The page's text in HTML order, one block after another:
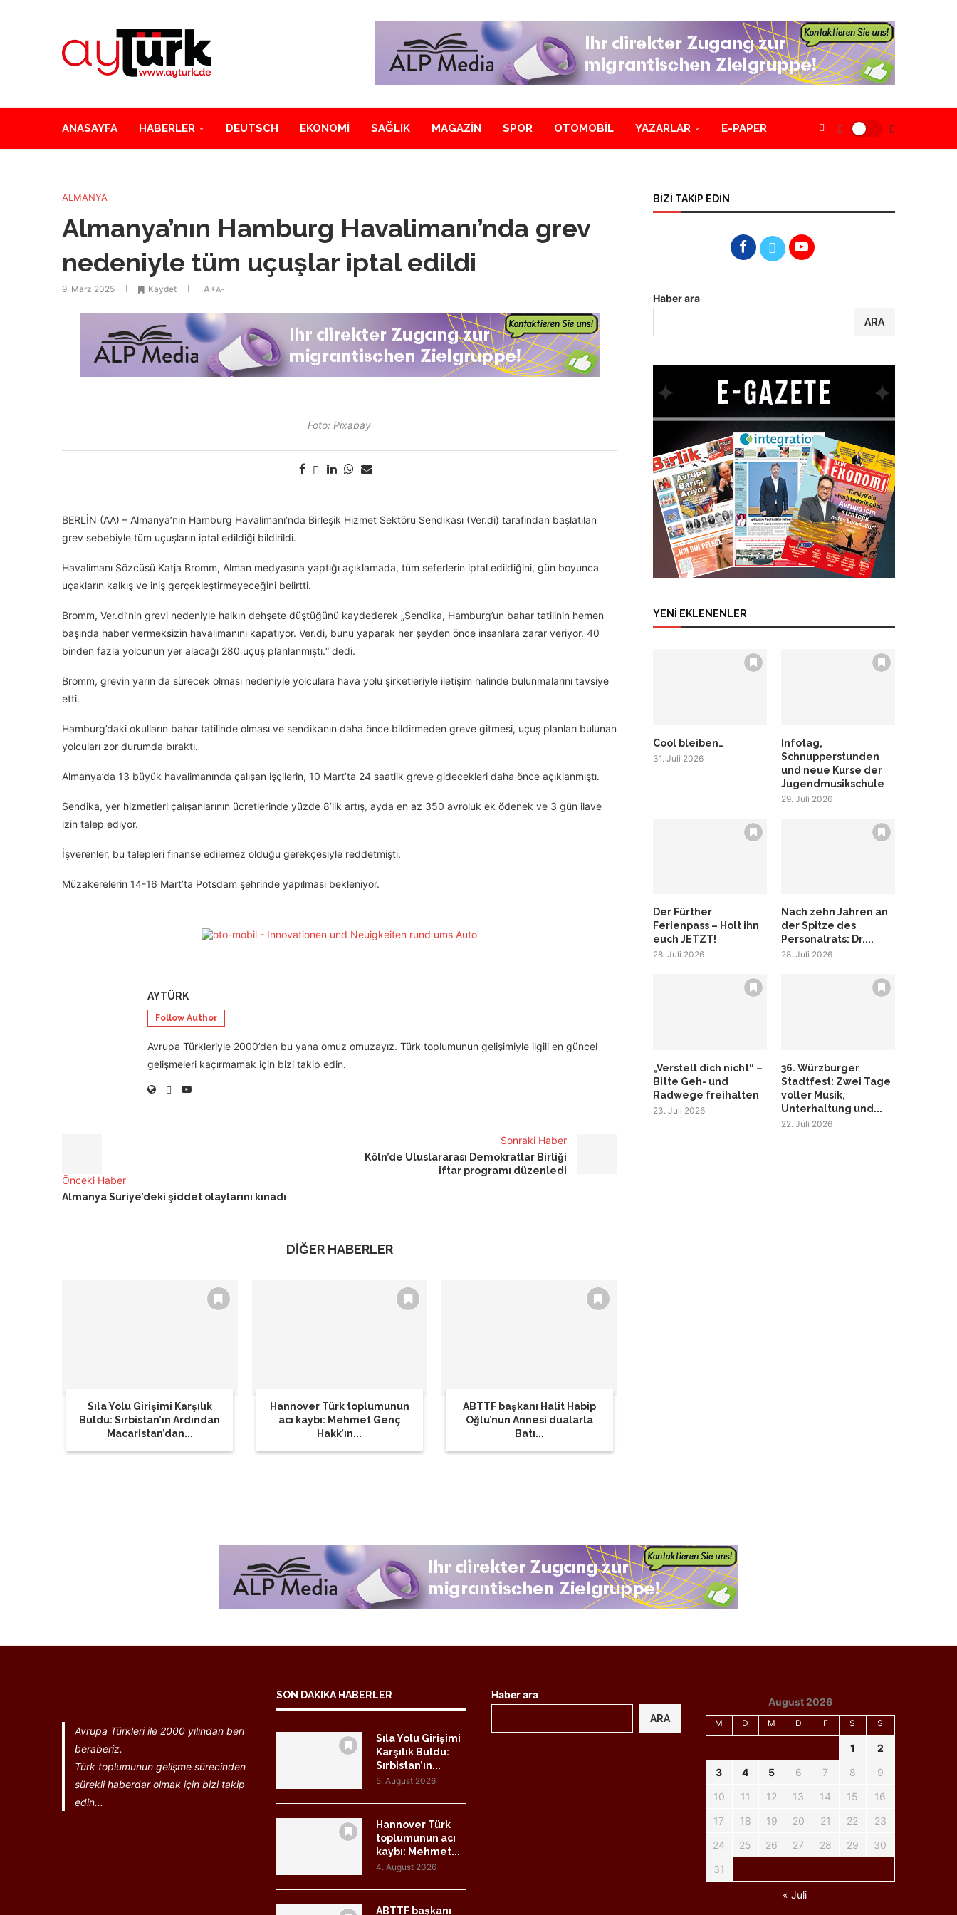
ANASAYFA HABERLER DEUTSCH EKONOMİ SAĞLIK MAGAZİN SPOR OTOMOBİL YAZARLAR E-PAPER
ALMANYA
Almanya’nın Hamburg Havalimanı’nda grev
nedeniyle tüm uçuşlar iptal edildi
9. März 2025 Kaydet A+A-
Foto: Pixabay
BERLİN (AA) – Almanya’nın Hamburg Havalimanı’nda Birleşik Hizmet Sektörü Sendikası (Ver.di) tarafından başlatılan
grev sebebiyle tüm uçuşların iptal edildiği bildirildi.
Havalimanı Sözcüsü Katja Bromm, Alman medyasına yaptığı açıklamada, tüm seferlerin iptal edildiğini, gün boyunca
uçakların kalkış ve iniş gerçekleştirmeyeceğini belirtti.
Bromm, Ver.di’nin grevi nedeniyle halkın dehşete düştüğünü kaydederek „Sendika, Hamburg’un bahar tatilinin hemen
başında haber vermeksizin havalimanını kapatıyor. Ver.di, bunu yaparak her şeyden önce insanlara zarar veriyor. 40
binden fazla yolcunun yer alacağı 280 uçuş planlanmıştı.“ dedi.
Bromm, grevin yarın da sürecek olması nedeniyle yolculara hava yolu şirketleriyle iletişim halinde bulunmalarını tavsiye
etti.
Hamburg’daki okulların bahar tatilinde olması ve sendikanın daha önce bildirmeden greve gitmesi, uçuş planları bulunan
yolcuları zor durumda bıraktı.
Almanya’da 13 büyük havalimanında çalışan işçilerin, 10 Mart’ta 24 saatlik greve gidecekleri daha önce açıklanmıştı.
Sendika, yer hizmetleri çalışanlarının ücretlerinde yüzde 8’lik artış, ayda en az 350 avroluk ek ödenek ve 3 gün ilave
izin talep ediyor.
İşverenler, bu talepleri finanse edilemez olduğu gerekçesiyle reddetmişti.
Müzakerelerin 14-16 Mart’ta Potsdam şehrinde yapılması bekleniyor.
AYTÜRK
Follow Author
Avrupa Türkleriyle 2000’den bu yana omuz omuzayız. Türk toplumunun gelişimiyle ilgili en güncel
gelişmeleri kaçırmamak için bizi takip edin.
Önceki Haber
Almanya Suriye’deki şiddet olaylarını kınadı
Sonraki Haber
Köln’de Uluslararası Demokratlar Birliği
iftar programı düzenledi
DİĞER HABERLER
Sıla Yolu Girişimi Karşılık
Buldu: Sırbistan’ın Ardından
Macaristan’dan...
Hannover Türk toplumunun
acı kaybı: Mehmet Genç
Hakk’ın...
ABTTF başkanı Halit Habip
Oğlu’nun Annesi dualarla
Batı...
BİZİ TAKİP EDİN
Haber ara
ARA
YENİ EKLENENLER
Cool bleiben…
31. Juli 2026
Infotag,
Schnupperstunden
und neue Kurse der
Jugendmusikschule
29. Juli 2026
Der Fürther
Ferienpass – Holt ihn
euch JETZT!
28. Juli 2026
Nach zehn Jahren an
der Spitze des
Personalrats: Dr....
28. Juli 2026
„Verstell dich nicht“ –
Bitte Geh- und
Radwege freihalten
23. Juli 2026
36. Würzburger
Stadtfest: Zwei Tage
voller Musik,
Unterhaltung und...
22. Juli 2026
Avrupa Türkleri ile 2000 yılından beri
beraberiz.
Türk toplumunun gelişme sürecinden
sürekli haberdar olmak için bizi takip
edin...
SON DAKIKA HABERLER
Sıla Yolu Girişimi
Karşılık Buldu:
Sırbistan’ın...
5. August 2026
Hannover Türk
toplumunun acı
kaybı: Mehmet...
4. August 2026
ABTTF başkanı
Haber ara
ARA
August 2026
M D M D F S S
1
2
3
4 5 6 7 8
9
10
11 12 13 14 15
16
17
18 19 20 21 22
23
24
25 26 27 28 29
30
31
« Juli